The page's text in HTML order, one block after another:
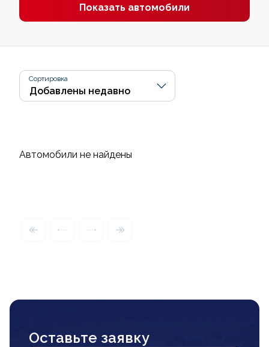
Показать автомобили
Сортировка
Автомобили не найдены
Оставьте заявку